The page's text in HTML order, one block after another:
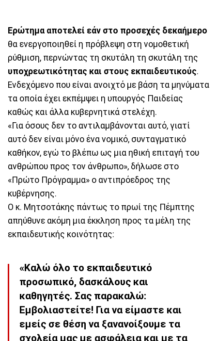
Ερώτημα αποτελεί εάν στο προσεχές δεκαήμερο
θα ενεργοποιηθεί η πρόβλεψη στη νομοθετική
ρύθμιση, περνώντας τη σκυτάλη τη σκυτάλη της
υποχρεωτικότητας και στους εκπαιδευτικούς.
Ενδεχόμενο που είναι ανοιχτό με βάση τα μηνύματα
τα οποία έχει εκπέμψει η υπουργός Παιδείας
καθώς και άλλα κυβερνητικά στελέχη.
«Για όσους δεν το αντιλαμβάνονται αυτό, γιατί
αυτό δεν είναι μόνο ένα νομικό, συνταγματικό
καθήκον, εγώ το βλέπω ως μια ηθική επιταγή του
ανθρώπου προς τον άνθρωπο», δήλωσε στο
«Πρώτο Πρόγραμμα» ο αντιπρόεδρος της
κυβέρνησης.
Ο κ. Μητσοτάκης πάντως το πρωί της Πέμπτης
απηύθυνε ακόμη μια έκκληση προς τα μέλη της
εκπαιδευτικής κοινότητας:
«Καλώ όλο το εκπαιδευτικό
προσωπικό, δασκάλους και
καθηγητές. Σας παρακαλώ:
Εμβολιαστείτε! Για να είμαστε και
εμείς σε θέση να ξανανοίξουμε τα
σχολεία μας με ασφάλεια και με τα